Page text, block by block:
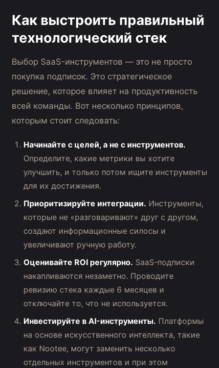
Как выстроить правильный
технологический стек
Выбор SaaS-инструментов — это не просто
покупка подписок. Это стратегическое
решение, которое влияет на продуктивность
всей команды. Вот несколько принципов,
которым стоит следовать:
Начинайте с целей, а не с инструментов.
Определите, какие метрики вы хотите
улучшить, и только потом ищите инструменты
для их достижения.
Приоритизируйте интеграции. Инструменты,
которые не «разговаривают» друг с другом,
создают информационные силосы и
увеличивают ручную работу.
Оценивайте ROI регулярно. SaaS-подписки
накапливаются незаметно. Проводите
ревизию стека каждые 6 месяцев и
отключайте то, что не используется.
Инвестируйте в AI-инструменты. Платформы
на основе искусственного интеллекта, такие
как Nootee, могут заменить несколько
отдельных инструментов и при этом